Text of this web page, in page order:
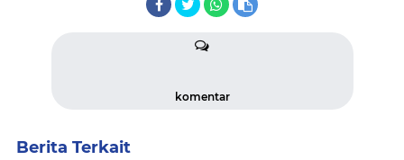
komentar
Berita Terkait